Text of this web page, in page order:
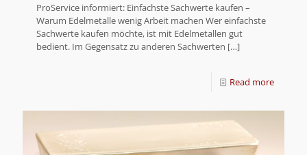
ProService informiert: Einfachste Sachwerte kaufen –
Warum Edelmetalle wenig Arbeit machen Wer einfachste
Sachwerte kaufen möchte, ist mit Edelmetallen gut
bedient. Im Gegensatz zu anderen Sachwerten […]
Read more